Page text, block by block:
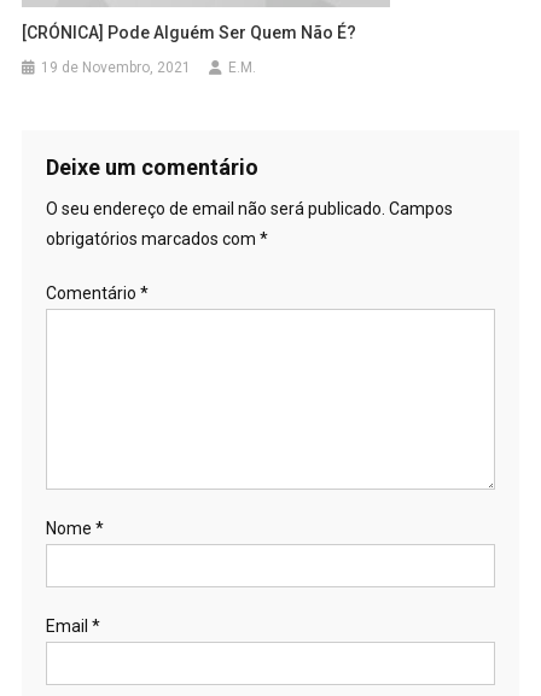
[CRÓNICA] Pode Alguém Ser Quem Não É?
19 de Novembro, 2021 E.M.
Deixe um comentário
O seu endereço de email não será publicado. Campos
obrigatórios marcados com *
Comentário *
Nome *
Email *